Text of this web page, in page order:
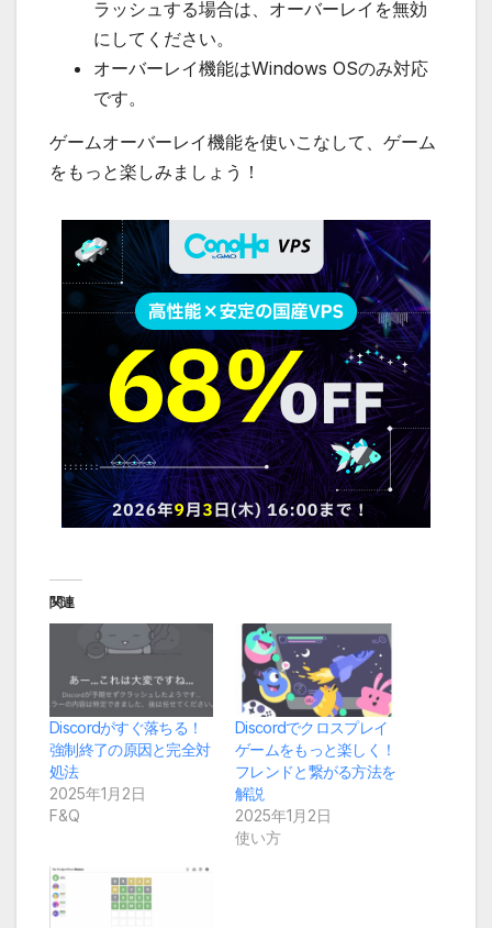
ラッシュする場合は、オーバーレイを無効
にしてください。
オーバーレイ機能はWindows OSのみ対応
です。
ゲームオーバーレイ機能を使いこなして、ゲーム
をもっと楽しみましょう！
関連
Discordがすぐ落ちる！
強制終了の原因と完全対
処法
2025年1月2日
F&Q
Discordでクロスプレイ
ゲームをもっと楽しく！
フレンドと繋がる方法を
解説
2025年1月2日
使い方